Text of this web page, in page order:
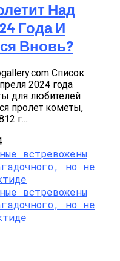
Над
Года И
Вновь?
Список
2024 года
для любителей
пролет кометы,
г....